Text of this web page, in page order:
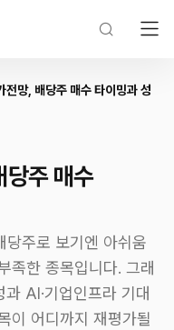
전망, 배당주 매수 타이밍과 성
당주 매수
당주로 보기엔 아쉬움
족한 종목입니다. 그래
AI·기업인프라 기대
이 어디까지 재평가될